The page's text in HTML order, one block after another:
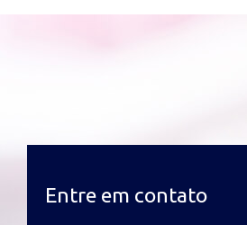
Entre em contato